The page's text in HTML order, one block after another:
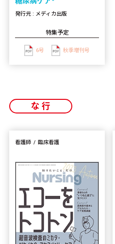
発行元 : メディカ出版
特集予定
6号 秋季増刊号
な行
看護師 臨床看護